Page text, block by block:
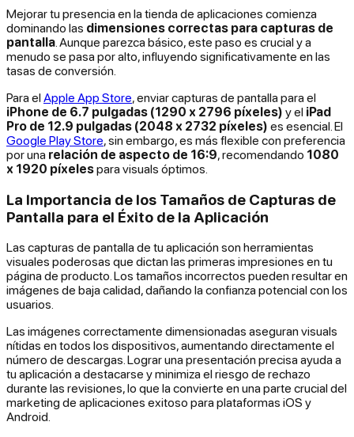
Mejorar tu presencia en la tienda de aplicaciones comienza
dominando las dimensiones correctas para capturas de
pantalla . Aunque parezca básico, este paso es crucial y a
menudo se pasa por alto, influyendo significativamente en las
tasas de conversión.
Para elApple App Store, enviar capturas de pantalla para el
iPhone de 6.7 pulgadas (1290 x 2796 píxeles) y el iPad
Pro de 12.9 pulgadas (2048 x 2732 píxeles) es esencial. El
Google Play Store, sin embargo, es más flexible con preferencia
por una relación de aspecto de 16:9, recomendando 1080
x 1920 píxelespara visuals óptimos.
La Importancia de los Tamaños de Capturas de
Pantalla para el Éxito de la Aplicación
Las capturas de pantalla de tu aplicación son herramientas
visuales poderosas que dictan las primeras impresiones en tu
página de producto. Los tamaños incorrectos pueden resultar en
imágenes de baja calidad, dañando la confianza potencial con los
usuarios.
Las imágenes correctamente dimensionadas aseguran visuals
nítidas en todos los dispositivos, aumentando directamente el
número de descargas. Lograr una presentación precisa ayuda a
tu aplicación a destacarse y minimiza el riesgo de rechazo
durante las revisiones, lo que la convierte en una parte crucial del
marketing de aplicaciones exitoso para plataformas iOS y
Android.